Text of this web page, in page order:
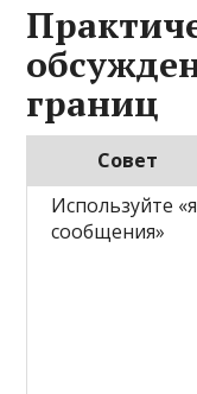
границ
Совет
Используйте
сообщения»